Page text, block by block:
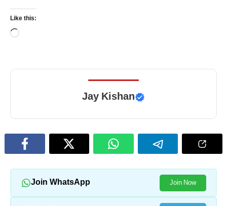
Like this:
Loading…
Jay Kishan
Join WhatsApp Join Now